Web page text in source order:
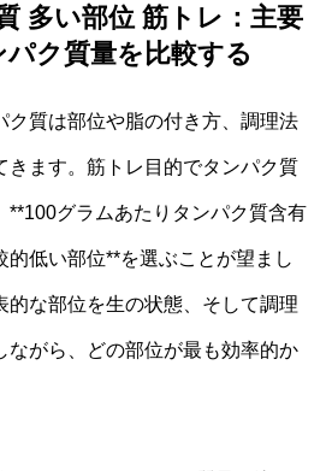
多い部位 筋トレ：主要
ク質量を比較する
ク質は部位や脂の付き方、調理法
きます。筋トレ目的でタンパク質
**100グラムあたりタンパク質含有
的低い部位**を選ぶことが望まし
的な部位を生の状態、そして調理
ながら、どの部位が最も効率的か